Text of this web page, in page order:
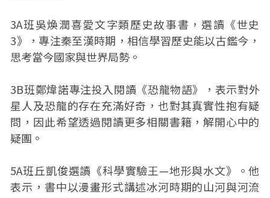
3A班吳煥潤喜愛文字類歷史故事書，選讀《世史
3》，專注秦至漢時期，相信學習歷史能以古鑑今，
思考當今國家與世界局勢。
3B班鄭煒諾專注投入閱讀《恐龍物語》，表示對外
星人及恐龍的存在充滿好奇，也對其真實性抱有疑
問，因此希望透過閱讀更多相關書籍，解開心中的
疑團。
5A班丘凱俊選讀《科學實驗王—地形與水文》。他
表示，書中以漫畫形式講述冰河時期的山河與河流